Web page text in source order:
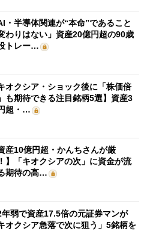
・半導体関連が“本命”であること
わりはない」資産20億円超の90歳
トレー…
キオクシア・ショック後に「株価倍
も期待できる注目銘柄5選】資産3
超・…
資産10億円超・かんちさんが厳
】「キオクシアの次」に資金が流
期待の高…
2年弱で資産17.5倍の元証券マンが
キオクシア急落で次に狙う」5銘柄を